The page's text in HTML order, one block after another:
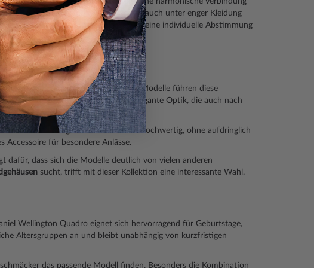
Uhr dezent am Handgelenk sitzt und auch unter enger Kleidung
. Diese Farboptionen ermöglichen eine individuelle Abstimmung
Gestaltung auszeichnen. Die Quadro Modelle führen diese
Proportionenschaffen eine elegante Optik, die auch nach
diese Gestaltung. Die Uhren wirken hochwertig, ohne aufdringlich
Accessoire für besondere Anlässe.
dafür, dass sich die Modelle deutlich von vielen anderen
sucht, trifft mit dieser Kollektion eine interessante Wahl.
Wellington Quadro eignet sich hervorragend für Geburtstage,
Altersgruppen an und bleibt unabhängig von kurzfristigen
das passende Modell finden. Besonders die Kombination